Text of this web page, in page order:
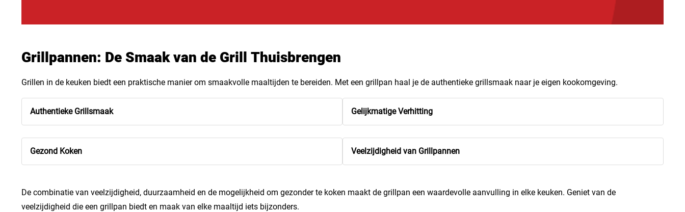
Grillpannen: De Smaak van de Grill Thuisbrengen
Grillen in de keuken biedt een praktische manier om smaakvolle maaltijden te bereiden. Met een grillpan haal je de authentieke grillsmaak naar je eigen kookomgeving.
Authentieke Grillsmaak
Gezond Koken
Gelijkmatige Verhitting
Veelzijdigheid van Grillpannen
De combinatie van veelzijdigheid, duurzaamheid en de mogelijkheid om gezonder te koken maakt de grillpan een waardevolle aanvulling in elke keuken. Geniet van de
veelzijdigheid die een grillpan biedt en maak van elke maaltijd iets bijzonders.